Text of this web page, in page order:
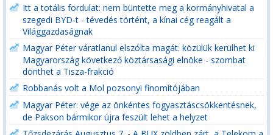
Itt a totális fordulat: nem büntette meg a kormányhivatal a
szegedi BYD-t - tévedés történt, a kínai cég reagált a
Világgazdaságnak
Magyar Péter váratlanul elszólta magát: közülük kerülhet ki
Magyarország következő köztársasági elnöke - szombat
dönthet a Tisza-frakció
Robbanás volt a Mol pozsonyi finomítójában
Magyar Péter: vége az önkéntes fogyasztáscsökkentésnek,
de Pakson bármikor újra feszült lehet a helyzet